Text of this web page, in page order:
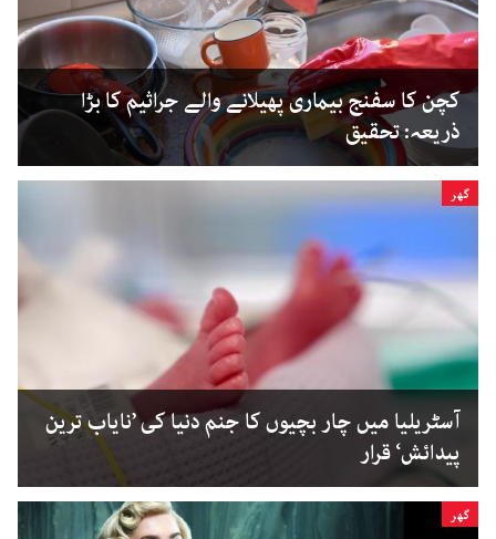
کچن کا سفنج بیماری پھیلانے والے جراثیم کا بڑا
ذریعہ: تحقیق
گھر
آسٹریلیا میں چار بچیوں کا جنم دنیا کی ’نایاب ترین
پیدائش‘ قرار
گھر